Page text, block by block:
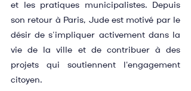
et les pratiques municipalistes. Depuis
son retour à Paris, Jude est motivé par le
désir de s’impliquer activement dans la
vie de la ville et de contribuer à des
projets qui soutiennent l'engagement
citoyen.